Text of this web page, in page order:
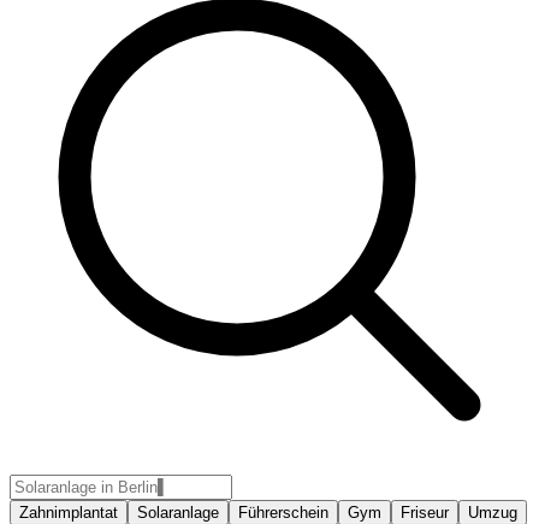
Zahnimplantat Solaranlage Führerschein Gym Friseur Umzug